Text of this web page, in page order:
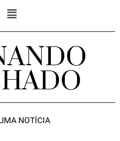
NOTÍCIA